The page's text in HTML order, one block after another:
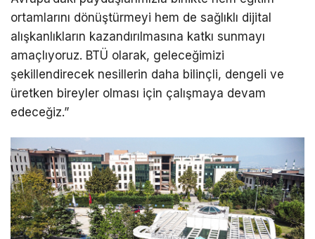
ortamlarını dönüştürmeyi hem de sağlıklı dijital
alışkanlıkların kazandırılmasına katkı sunmayı
amaçlıyoruz. BTÜ olarak, geleceğimizi
şekillendirecek nesillerin daha bilinçli, dengeli ve
üretken bireyler olması için çalışmaya devam
edeceğiz.”